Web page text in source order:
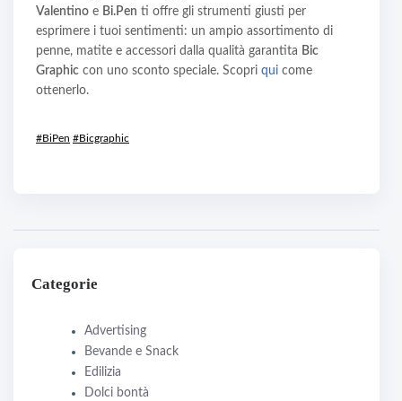
Valentino e Bi.Pen ti offre gli strumenti giusti per
esprimere i tuoi sentimenti: un ampio assortimento di
penne, matite e accessori dalla qualità garantita Bic
Graphic con uno sconto speciale. Scopri qui come
ottenerlo.
#BiPen #Bicgraphic
Categorie
Advertising
Bevande e Snack
Edilizia
Dolci bontà